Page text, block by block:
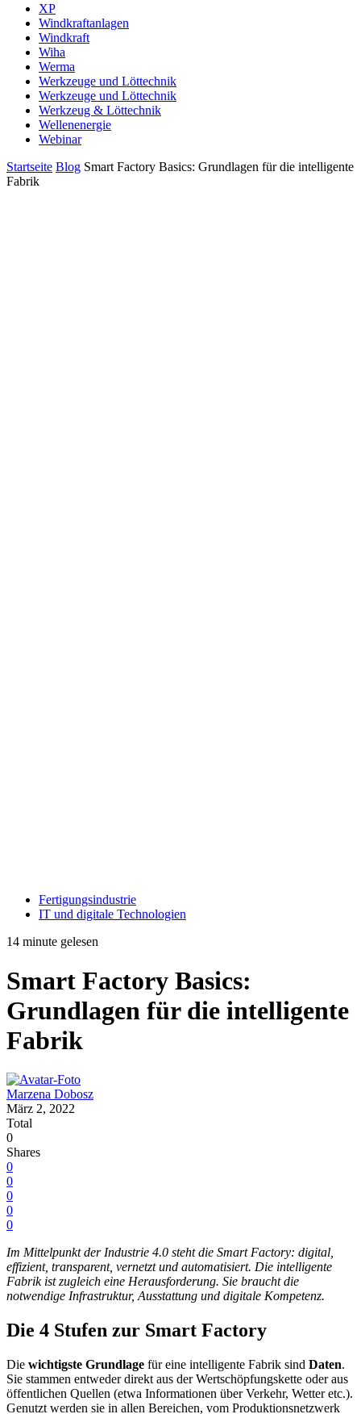
XP
Windkraftanlagen
Windkraft
Wiha
Werma
Werkzeuge und Löttechnik
Werkzeuge und Löttechnik
Werkzeug & Löttechnik
Wellenenergie
Webinar
Startseite Blog Smart Factory Basics: Grundlagen für die intelligente
Fabrik
Fertigungsindustrie
IT und digitale Technologien
14 minute gelesen
Smart Factory Basics:
Grundlagen für die intelligente
Fabrik
Marzena Dobosz
März 2, 2022
Total
0
Shares
0
0
0
0
0
Im Mittelpunkt der Industrie 4.0 steht die Smart Factory: digital,
effizient, transparent, vernetzt und automatisiert. Die intelligente
Fabrik ist zugleich eine Herausforderung. Sie braucht die
notwendige Infrastruktur, Ausstattung und digitale Kompetenz.
Die 4 Stufen zur Smart Factory
Die wichtigste Grundlage für eine intelligente Fabrik sind Daten.
Sie stammen entweder direkt aus der Wertschöpfungskette oder aus
öffentlichen Quellen (etwa Informationen über Verkehr, Wetter etc.).
Genutzt werden sie in allen Bereichen, vom Produktionsnetzwerk